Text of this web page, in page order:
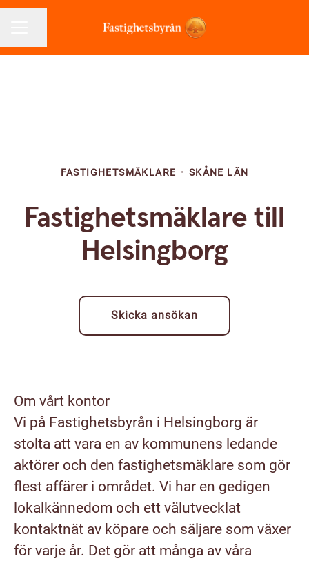
FASTIGHETSMÄKLARE · SKÅNE LÄN
Fastighetsmäklare till
Helsingborg
Skicka ansökan
Om vårt kontor
Vi på Fastighetsbyrån i Helsingborg är
stolta att vara en av kommunens ledande
aktörer och den fastighetsmäklare som gör
flest affärer i området. Vi har en gedigen
lokalkännedom och ett välutvecklat
kontaktnät av köpare och säljare som växer
för varje år. Det gör att många av våra